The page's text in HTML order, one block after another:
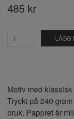
485 kr
LÄGG
Motiv med
Tryckt på 240
bruk. Pappret är